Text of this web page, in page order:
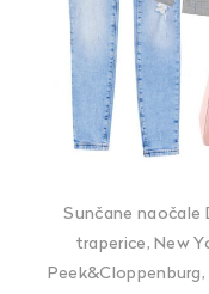
Sunčane naočale
traperice, New